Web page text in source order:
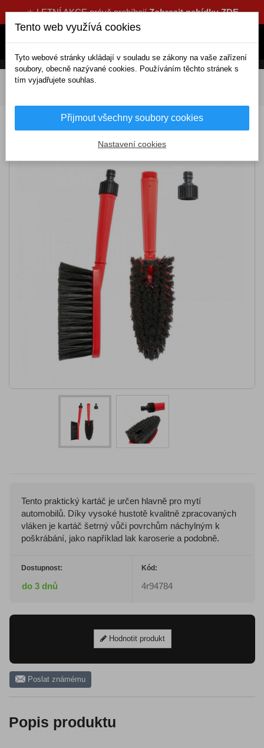
☀️ LETNÍ AKCE právě probíhajíZobrazit nabídku ZDE
DOMOV Kosmetika a čištění
Čistící kartáč s přípojkou na hadici
Tento praktický kartáč je určen hlavně pro mytí
automobilů. Díky vysoké hustotě kvalitně zpracovaných
vláken je kartáč šetrný vůči povrchům náchylným k
poškrábání, jako například lak karoserie a podobně.
Dostupnost:
do 3 dnů
Kód:
4r94784
Hodnotit produkt
Poslat známému
Popis produktu
Tento web využívá cookies
Tyto webové stránky ukládají v souladu se zákony na vaše zařízení
soubory, obecně nazývané cookies. Používáním těchto stránek s
tím vyjadřujete souhlas.
Přijmout všechny soubory cookies
Nastavení cookies